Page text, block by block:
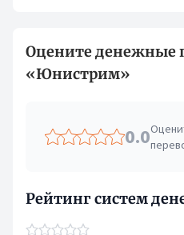
Оцените денежные
«Юнистрим»
0.0
Рейтинг систем